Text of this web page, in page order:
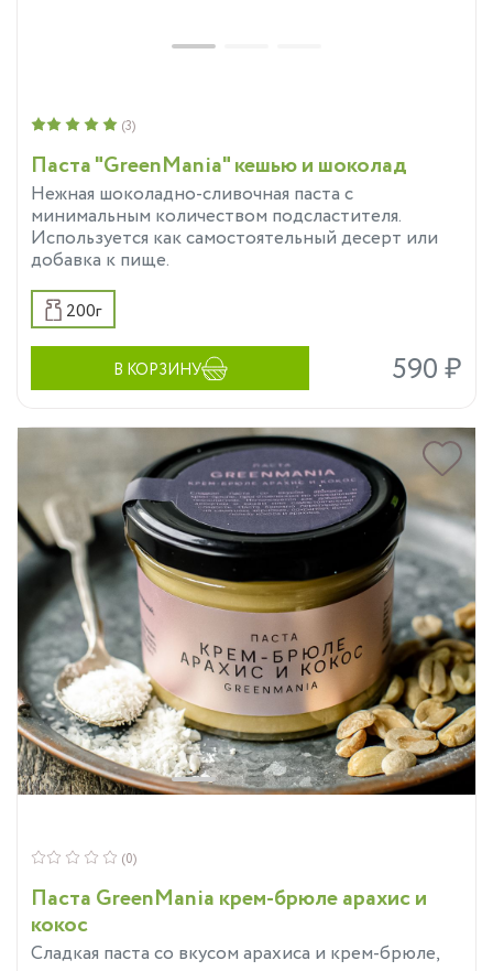
Паста "GreenMania" кешью и шоколад
Нежная шоколадно-сливочная паста с
минимальным количеством подсластителя.
Используется как самостоятельный десерт или
добавка к пище.
(3)
200г
В КОРЗИНУ 590 ₽
Паста GreenMania крем-брюле арахис и
кокос
Сладкая паста со вкусом арахиса и крем-брюле,
(0)